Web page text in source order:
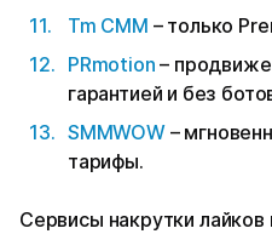
Tm СММ – только
PRmotion –
гарантией и без
SMMWOW–
тарифы.
Сервисы накрутки